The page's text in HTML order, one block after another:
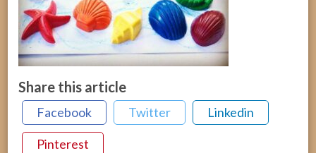
Share this article
Facebook Twitter Linkedin
Pinterest